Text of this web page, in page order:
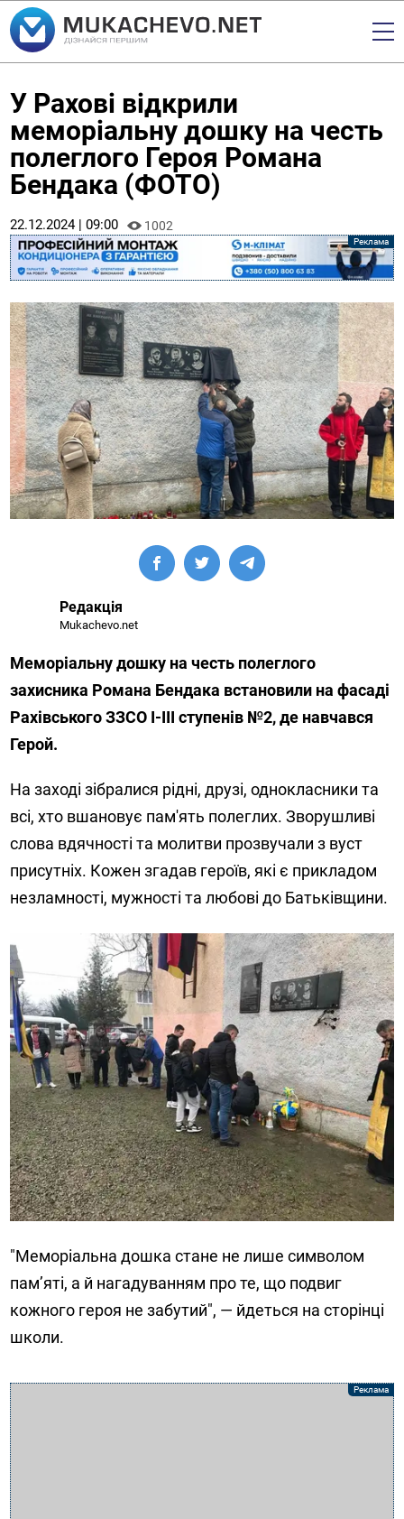
У Рахові відкрили
меморіальну дошку на честь
полеглого Героя Романа
Бендака (ФОТО)
22.12.2024 | 09:00 1002
Редакція
Mukachevo.net
Меморіальну дошку на честь полеглого
захисника Романа Бендака встановили на фасаді
Рахівського ЗЗСО І-ІІІ ступенів №2, де навчався
Герой.
На заході зібралися рідні, друзі, однокласники та
всі, хто вшановує пам'ять полеглих. Зворушливі
слова вдячності та молитви прозвучали з вуст
присутніх. Кожен згадав героїв, які є прикладом
незламності, мужності та любові до Батьківщини.
"Меморіальна дошка стане не лише символом
пам’яті, а й нагадуванням про те, що подвиг
кожного героя не забутий", — йдеться на сторінці
школи.